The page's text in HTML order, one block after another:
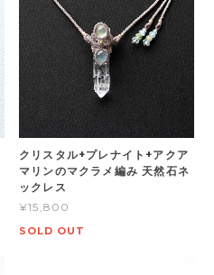
クリスタル+プレナイト+アクア
マリンのマクラメ編み 天然石ネ
ックレス
¥15,800
SOLD OUT